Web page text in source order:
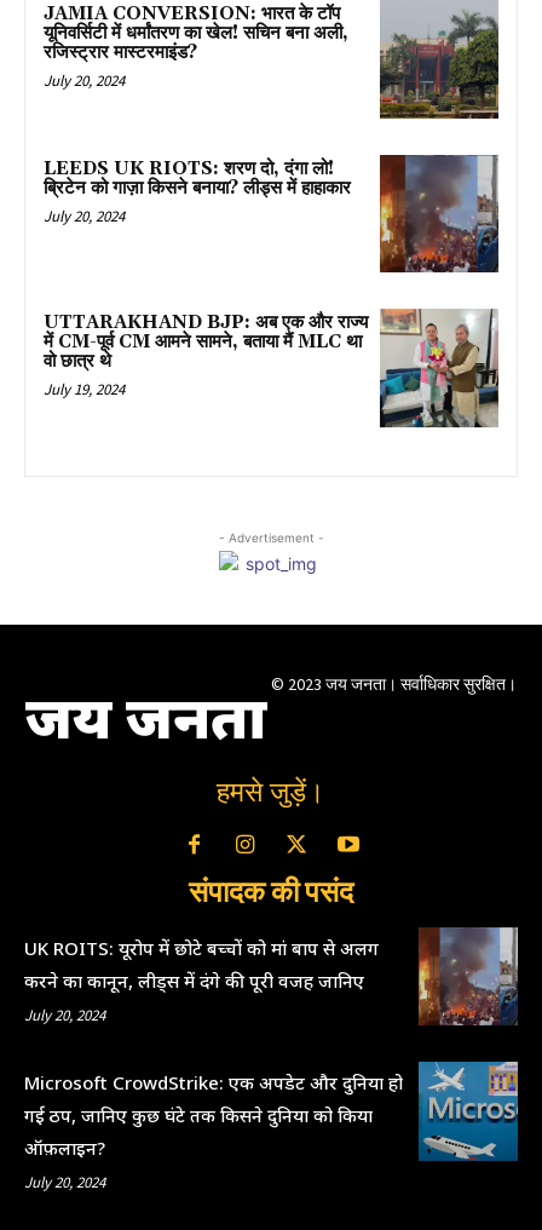
JAMIA CONVERSION: भारत के टॉप
यूनिवर्सिटी में धर्मांतरण का खेल! सचिन बना अली,
रजिस्ट्रार मास्टरमाइंड?
July 20, 2024
LEEDS UK RIOTS: शरण दो, दंगा लो!
ब्रिटेन को गाज़ा किसने बनाया? लीड्स में हाहाकार
July 20, 2024
UTTARAKHAND BJP: अब एक और राज्य
में CM-पूर्व CM आमने सामने, बताया मैं MLC था
वो छात्र थे
July 19, 2024
- Advertisement -
जय जनता © 2023 जय जनता। सर्वाधिकार सुरक्षित।
हमसे जुड़ें।
संपादक की पसंद
UK ROITS: यूरोप में छोटे बच्चों को मां बाप से अलग
करने का कानून, लीड्स में दंगे की पूरी वजह जानिए
July 20, 2024
Microsoft CrowdStrike: एक अपडेट और दुनिया हो
गई ठप, जानिए कुछ घंटे तक किसने दुनिया को किया
ऑफ़लाइन?
July 20, 2024